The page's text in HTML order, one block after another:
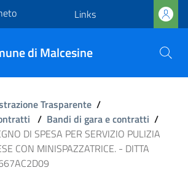
Links
di Malcesine
Trasparente /
/ Bandi di gara e contratti /
DI SPESA PER SERVIZIO PULIZIA
CON MINISPAZZATRICE. - DITTA